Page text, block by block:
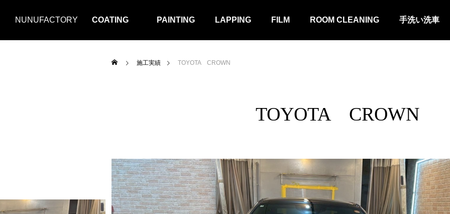
NUNUFACTORY COATING PAINTING LAPPING FILM ROOM CLEANING 手洗い洗車
施工実績 TOYOTA CROWN
TOYOTA CROWN